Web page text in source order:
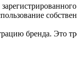
бренда. Это